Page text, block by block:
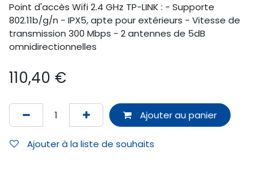
Point d'accès Wifi 2.4 GHz TP-LINK : - Supporte
802.11b/g/n - IPX5, apte pour extérieurs - Vitesse de
transmission 300 Mbps - 2 antennes de 5dB
omnidirectionnelles
110,40 €
Ajouter au panier
Ajouter à la liste de souhaits